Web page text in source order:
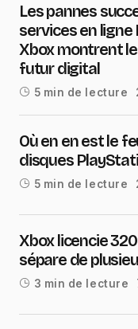
Les pannes
services en
Xbox montrent
futur digital
5 min de lecture
Où en en est le
disques
5 min de lecture
Xbox licencie
sépare de
3 min de lecture